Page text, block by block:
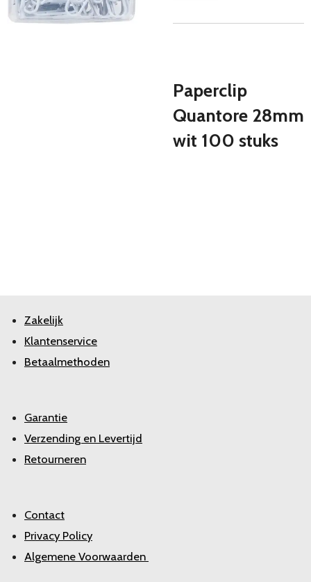
Paperclip
Quantore 28mm
wit 100 stuks
Zakelijk
Klantenservice
Betaalmethoden
Garantie
Verzending en Levertijd
Retourneren
Contact
Privacy Policy
Algemene Voorwaarden